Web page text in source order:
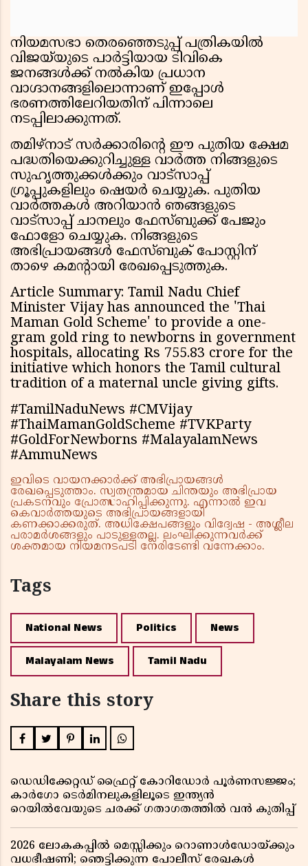
നിയമസഭാ തെരഞ്ഞെടുപ്പ് പത്രികയിൽ
വിജയ്‌യുടെ പാർട്ടിയായ ടിവികെ
ജനങ്ങൾക്ക് നൽകിയ പ്രധാന
വാഗ്ദാനങ്ങളിലൊന്നാണ് ഇപ്പോൾ
ഭരണത്തിലേറിയതിന് പിന്നാലെ
നടപ്പിലാക്കുന്നത്.
തമിഴ്‌നാട് സർക്കാരിൻ്റെ ഈ പുതിയ ക്ഷേമ
പദ്ധതിയെക്കുറിച്ചുള്ള വാർത്ത നിങ്ങളുടെ
സുഹൃത്തുക്കൾക്കും വാട്സാപ്പ്
ഗ്രൂപ്പുകളിലും ഷെയർ ചെയ്യുക. പുതിയ
വാർത്തകൾ അറിയാൻ ഞങ്ങളുടെ
വാട്സാപ്പ് ചാനലും ഫേസ്ബുക്ക് പേജും
ഫോളോ ചെയ്യുക. നിങ്ങളുടെ
അഭിപ്രായങ്ങൾ ഫേസ്ബുക് പോസ്റ്റിന്
താഴെ കമന്റായി രേഖപ്പെടുത്തുക.
Article Summary: Tamil Nadu Chief
Minister Vijay has announced the 'Thai
Maman Gold Scheme' to provide a one-
gram gold ring to newborns in government
hospitals, allocating Rs 755.83 crore for the
initiative which honors the Tamil cultural
tradition of a maternal uncle giving gifts.
#TamilNaduNews #CMVijay
#ThaiMamanGoldScheme #TVKParty
#GoldForNewborns #MalayalamNews
#AmmuNews
ഇവിടെ വായനക്കാർക്ക് അഭിപ്രായങ്ങൾ
രേഖപ്പെടുത്താം. സ്വതന്ത്രമായ ചിന്തയും അഭിപ്രായ
പ്രകടനവും പ്രോത്സാഹിപ്പിക്കുന്നു. എന്നാൽ ഇവ
കെവാർത്തയുടെ അഭിപ്രായങ്ങളായി
കണക്കാക്കരുത്. അധിക്ഷേപങ്ങളും വിദ്വേഷ - അശ്ലീല
പരാമർശങ്ങളും പാടുള്ളതല്ല. ലംഘിക്കുന്നവർക്ക്
ശക്തമായ നിയമനടപടി നേരിടേണ്ടി വന്നേക്കാം.
Tags
National News Politics News
Malayalam News Tamil Nadu
Share this story
ഡെഡിക്കേറ്റഡ് ഫ്രൈറ്റ് കോറിഡോർ പൂർണസജ്ജം;
കാർഗോ ടെർമിനലുകളിലൂടെ ഇന്ത്യൻ
റെയിൽവേയുടെ ചരക്ക് ഗതാഗതത്തിൽ വൻ കുതിപ്പ്
2026 ലോകകപ്പിൽ മെസ്സിക്കും റൊണാൾഡോയ്ക്കും
വധഭീഷണി; ഞെട്ടിക്കുന്ന പോലീസ് രേഖകൾ